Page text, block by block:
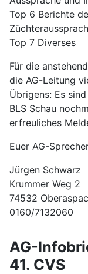
Top 6 Berichte
Top 7 Diverses
Für die
die AG-Leitung
Übrigens: Es
BLS Schau
erfreuliches
Euer AG-
Jürgen Schwarz
Krummer Weg 2
74532
0160/7132060
AG-
41. CVS